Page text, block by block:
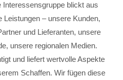
Interessensgruppe blickt aus
– unsere Kunden,
und Lieferanten, unsere
unsere regionalen Medien.
und liefert wertvolle Aspekte
Schaffen. Wir fügen diese